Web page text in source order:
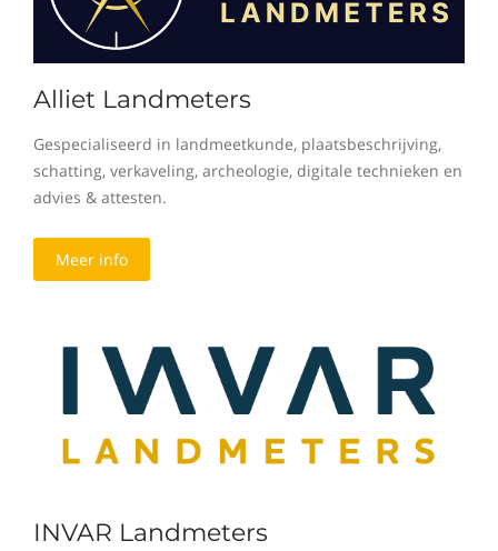
Alliet Landmeters
Gespecialiseerd in landmeetkunde, plaatsbeschrijving,
schatting, verkaveling, archeologie, digitale technieken en
advies & attesten.
Meer info
INVAR Landmeters